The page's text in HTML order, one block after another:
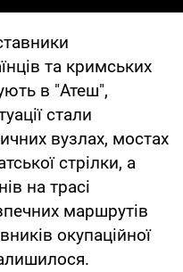
та кримських
в "Атеш",
стали
вузлах, мостах
стрілки, а
на трасі
маршрутів
окупаційної